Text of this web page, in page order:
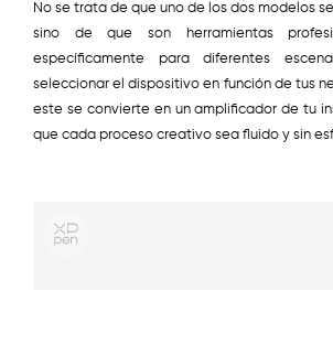
No se trata de que uno de los dos modelos
sino de que son herramientas
específicamente para diferentes
seleccionar el dispositivo en función de tus
este se convierte en un amplificador de tu
que cada proceso creativo sea fluido y sin